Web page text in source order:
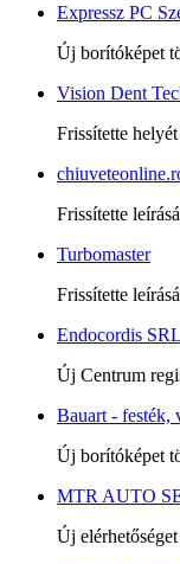
Expressz PC
Új borítóképet
Vision Dent
Frissítette
Frissítette
Turbomaster
Frissítette
Endocordis SRL
Új Centrum
Bauart - festék,
Új borítóképet
MTR AUTO
Új